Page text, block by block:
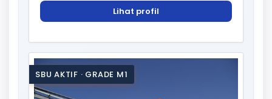
Lihat profil
SBU AKTIF · GRADE M1